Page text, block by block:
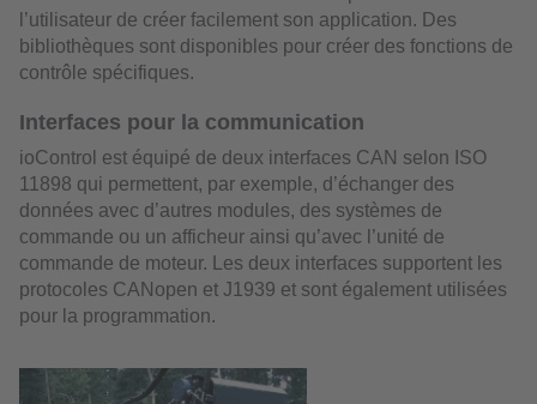
l’utilisateur de créer facilement son application. Des
bibliothèques sont disponibles pour créer des fonctions de
contrôle spécifiques.
Interfaces pour la communication
ioControl est équipé de deux interfaces CAN selon ISO
11898 qui permettent, par exemple, d’échanger des
données avec d’autres modules, des systèmes de
commande ou un afficheur ainsi qu’avec l’unité de
commande de moteur. Les deux interfaces supportent les
protocoles CANopen et J1939 et sont également utilisées
pour la programmation.